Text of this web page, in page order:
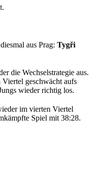
aus Prag: Tygři
die Wechselstrategie aus.
geschwächt aufs
wieder richtig los.
im vierten Viertel
Spiel mit 38:28.